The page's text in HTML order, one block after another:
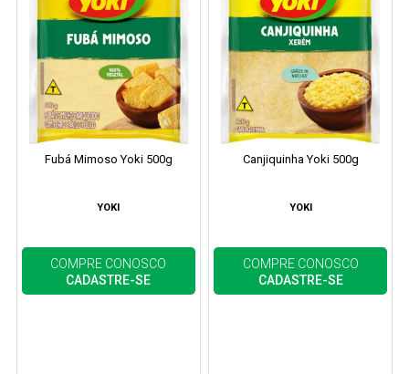
Fubá Mimoso Yoki 500g
YOKI
COMPRE CONOSCO
CADASTRE-SE
Canjiquinha Yoki 500g
YOKI
COMPRE CONOSCO
CADASTRE-SE